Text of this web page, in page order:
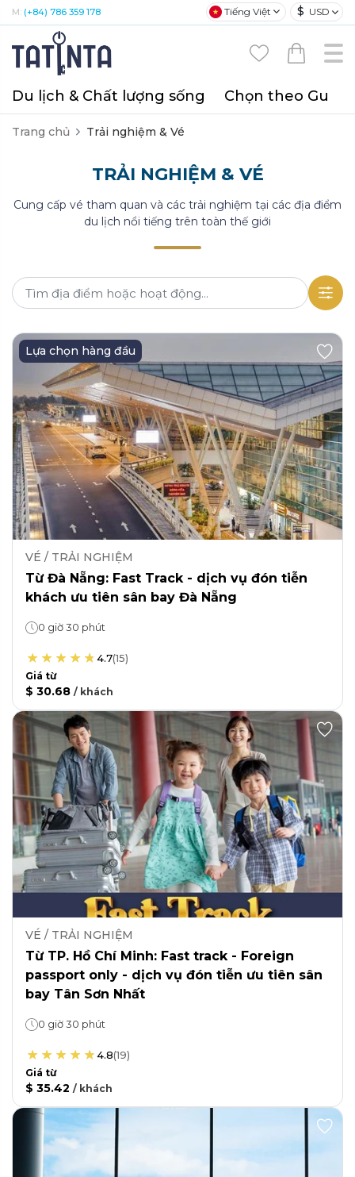
M: (+84) 786 359 178 Tiếng Việt $ USD
Du lịch & Chất lượng sống Chọn theo Gu
Trang chủ Trải nghiệm & Vé
TRẢI NGHIỆM & VÉ
Cung cấp vé tham quan và các trải nghiệm tại các địa điểm
du lịch nổi tiếng trên toàn thế giới
Lựa chọn hàng đầu
VÉ / TRẢI NGHIỆM
Từ Đà Nẵng: Fast Track - dịch vụ đón tiễn
khách ưu tiên sân bay Đà Nẵng
0 giờ 30 phút
4.7(15)
Giá từ
$ 30.68 / khách
VÉ / TRẢI NGHIỆM
Từ TP. Hồ Chí Minh: Fast track - Foreign
passport only - dịch vụ đón tiễn ưu tiên sân
bay Tân Sơn Nhất
0 giờ 30 phút
4.8(19)
Giá từ
$ 35.42 / khách